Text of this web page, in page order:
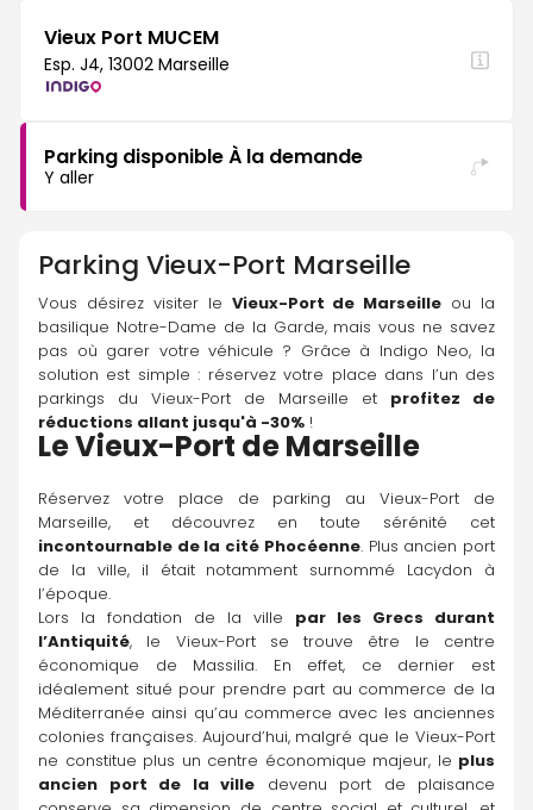
Vieux Port MUCEM
Esp. J4, 13002 Marseille
Parking disponible À la demande
Y aller
Parking Vieux-Port Marseille
Vous désirez visiter le Vieux-Port de Marseille ou la
basilique Notre-Dame de la Garde, mais vous ne savez
pas où garer votre véhicule ? Grâce à Indigo Neo, la
solution est simple : réservez votre place dans l’un des
parkings du Vieux-Port de Marseille et profitez de
réductions allant jusqu'à -30% !
Le Vieux-Port de Marseille
Réservez votre place de parking au Vieux-Port de
incontournable de la cité Phocéenne. Plus ancien port
de la ville, il était notamment surnommé Lacydon à
l’époque.
Lors la fondation de la ville par les Grecs durant
l’Antiquité, le Vieux-Port se trouve être le centre
économique de Massilia. En effet, ce dernier est
idéalement situé pour prendre part au commerce de la
Méditerranée ainsi qu’au commerce avec les anciennes
colonies françaises. Aujourd’hui, malgré que le Vieux-Port
ne constitue plus un centre économique majeur, le plus
ancien port de la ville devenu port de plaisance